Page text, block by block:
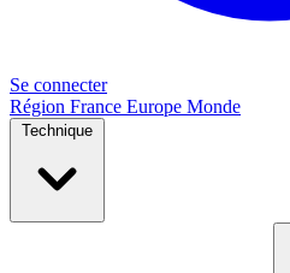
Se connecter
Région France Europe Monde
Technique